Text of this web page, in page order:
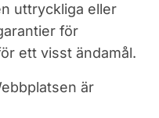
uttryckliga eller
för
ett visst ändamål.
är